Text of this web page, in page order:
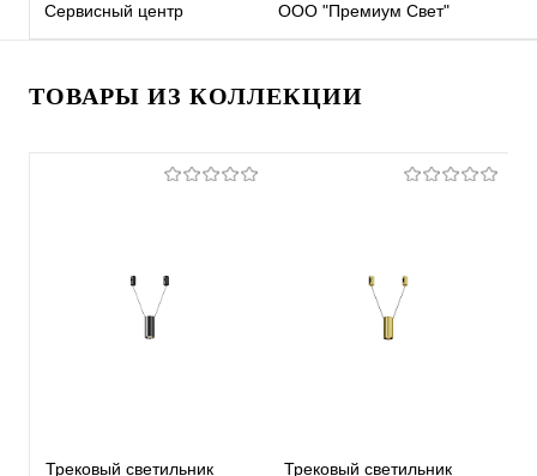
Сервисный центр ООО "Премиум Свет"
ТОВАРЫ ИЗ КОЛЛЕКЦИИ
Трековый светильник
Трековый светильник